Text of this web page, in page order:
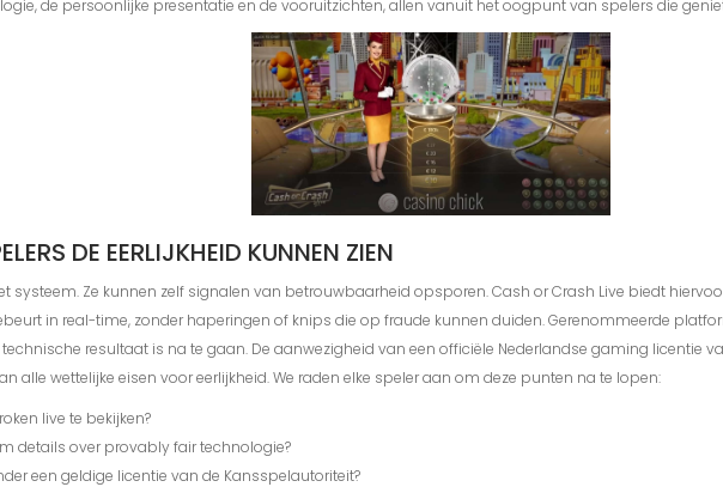
de persoonlijke presentatie en de vooruitzichten, allen vanuit het oogpunt van spelers die
DE EERLIJKHEID KUNNEN ZIEN
systeem. Ze kunnen zelf signalen van betrouwbaarheid opsporen. Cash or Crash Live biedt
in real-time, zonder haperingen of knips die op fraude kunnen duiden. Gerenommeerde
resultaat is na te gaan. De aanwezigheid van een officiële Nederlandse gaming licentie
alle wettelijke eisen voor eerlijkheid. We raden elke speler aan om deze punten na te lopen:
live te bekijken?
details over provably fair technologie?
een geldige licentie van de Kansspelautoriteit?